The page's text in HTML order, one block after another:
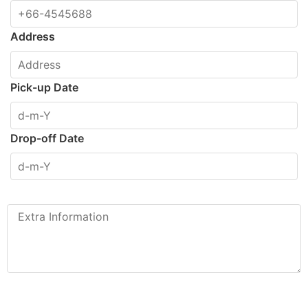
Address
Pick-up Date
Drop-off Date